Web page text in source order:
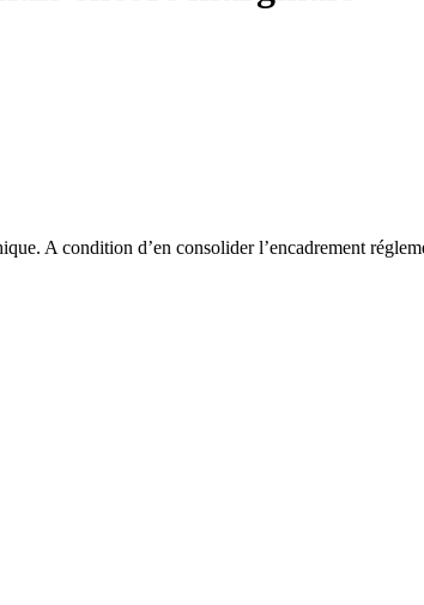
A condition d’en consolider l’encadrement